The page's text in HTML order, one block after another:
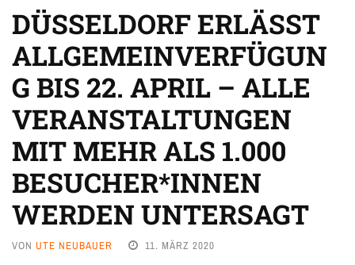
DÜSSELDORF ERLÄSST
ALLGEMEINVERFÜGUN
G BIS 22. APRIL – ALLE
VERANSTALTUNGEN
MIT MEHR ALS 1.000
BESUCHER*INNEN
WERDEN UNTERSAGT
VON UTE NEUBAUER 11. MÄRZ 2020